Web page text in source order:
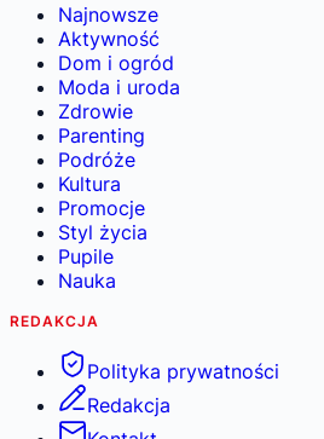
Najnowsze
Aktywność
Dom i ogród
Moda i uroda
Zdrowie
Parenting
Podróże
Kultura
Promocje
Styl życia
Pupile
Nauka
REDAKCJA
Polityka prywatności
Redakcja